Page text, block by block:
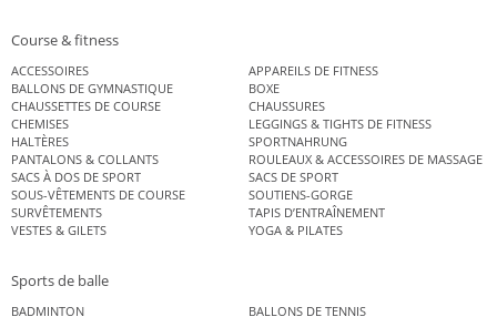
Course & fitness
ACCESSOIRES
APPAREILS DE FITNESS
BALLONS DE GYMNASTIQUE
BOXE
CHAUSSETTES DE COURSE
CHAUSSURES
CHEMISES
LEGGINGS & TIGHTS DE FITNESS
HALTÈRES
SPORTNAHRUNG
PANTALONS & COLLANTS
ROULEAUX & ACCESSOIRES DE MASSAGE
SACS À DOS DE SPORT
SACS DE SPORT
SOUS-VÊTEMENTS DE COURSE
SOUTIENS-GORGE
SURVÊTEMENTS
TAPIS D’ENTRAÎNEMENT
VESTES & GILETS
YOGA & PILATES
Sports de balle
BADMINTON
BALLONS DE TENNIS